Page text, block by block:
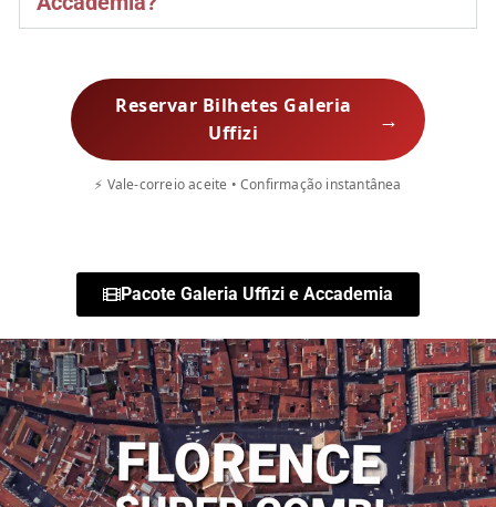
Reservar Bilhetes Galeria
Uffizi
→
⚡ Vale-correio aceite • Confirmação instantânea
Pacote Galeria Uffizi e Accademia